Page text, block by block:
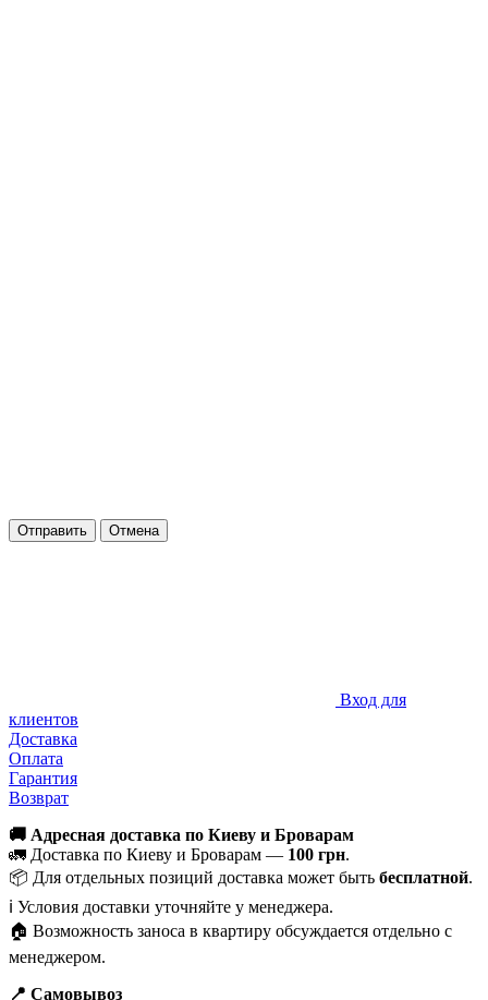
Отправить Отмена
Вход для
клиентов
Доставка
Оплата
Гарантия
Возврат
🚚 Адресная доставка по Киеву и Броварам
🚛 Доставка по Киеву и Броварам — 100 грн.
📦 Для отдельных позиций доставка может быть бесплатной.
ℹ️ Условия доставки уточняйте у менеджера.
🏠 Возможность заноса в квартиру обсуждается отдельно с
менеджером.
📍 Самовывоз